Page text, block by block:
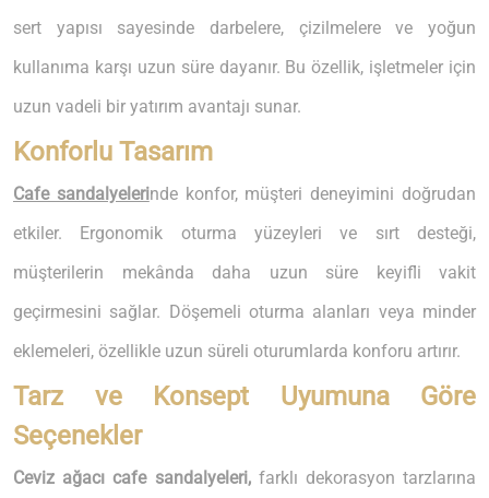
sert yapısı sayesinde darbelere, çizilmelere ve yoğun
kullanıma karşı uzun süre dayanır. Bu özellik, işletmeler için
uzun vadeli bir yatırım avantajı sunar.
Konforlu Tasarım
Cafe sandalyelerinde konfor, müşteri deneyimini doğrudan
etkiler. Ergonomik oturma yüzeyleri ve sırt desteği,
müşterilerin mekânda daha uzun süre keyifli vakit
geçirmesini sağlar. Döşemeli oturma alanları veya minder
eklemeleri, özellikle uzun süreli oturumlarda konforu artırır.
Tarz ve Konsept Uyumuna Göre
Seçenekler
Ceviz ağacı cafe sandalyeleri, farklı dekorasyon tarzlarına